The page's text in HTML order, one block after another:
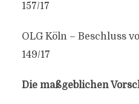
157/17
OLG Köln – Beschluss
149/17
Die maßgeblichen